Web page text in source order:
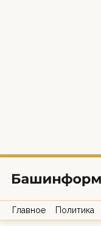
Главное Политика